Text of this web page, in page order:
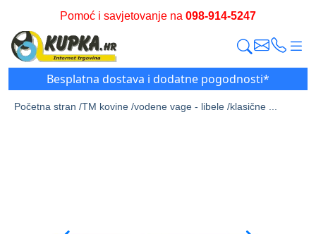
Pomoć i savjetovanje na 098-914-5247
Besplatna dostava i dodatne pogodnosti*
Početna stran /TM kovine /vodene vage - libele /klasične ...